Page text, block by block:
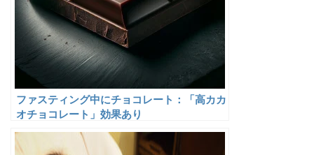
ファスティング中にチョコレート：「高カカ
オチョコレート」効果あり